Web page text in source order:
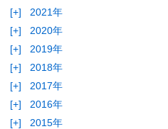
[+]
2021年
[+]
2020年
[+]
2019年
[+]
2018年
[+]
2017年
[+]
2016年
[+]
2015年